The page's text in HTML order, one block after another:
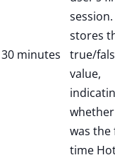
30 minutes
stores
true/
value,
was the
time